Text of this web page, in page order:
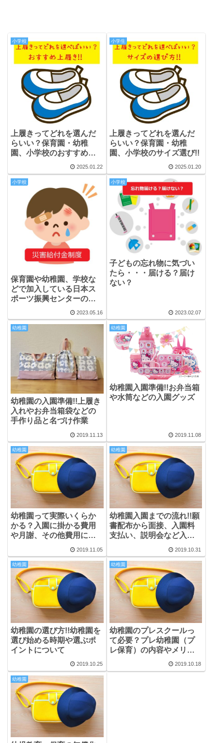
小学校
上履きってどれを選んだ
らいい？保育園・幼稚
園、小学校のおすすめ上
2025.01.22
小学生
上履きってどれを選んだ
らいい？保育園・幼稚
園、小学校のサイズ選び!!
2025.01.20
小学校
保育園や幼稚園、学校な
どで加入している日本ス
ポーツ振興センターの災
害共済給付金って何？申
請の仕方と給付額につい
て
2023.05.16
小学校
子どもの忘れ物に気づい
たら・・・届ける？届け
ない？
2023.02.07
幼稚園
幼稚園の入園準備!!上履き
入れやお弁当箱袋などの
手作り品と名づけ作業
2019.11.13
幼稚園
幼稚園入園準備!!お弁当箱
や水筒などの入園グッズ
2019.11.08
幼稚園
幼稚園って実際いくらか
かる？入園に掛かる費用
や月謝、その他費用につ
2019.11.05
幼稚園
幼稚園入園までの流れ!!願
書配布から面接、入園料
支払い、説明会など入園
2019.10.31
幼稚園
幼稚園の選び方!!幼稚園を
選び始める時期や選ぶポ
イントについて
2019.10.25
幼稚園
幼稚園のプレスクールっ
て必要？プレ幼稚園（プ
レ保育）の内容やメリッ
2019.10.18
幼稚園